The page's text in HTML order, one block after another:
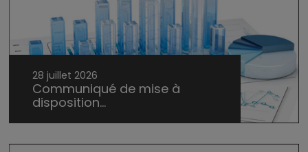
28 juillet 2026
Communiqué de mise à
disposition...